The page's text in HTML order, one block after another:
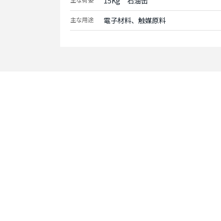
主な用途 電子材料、触媒原料